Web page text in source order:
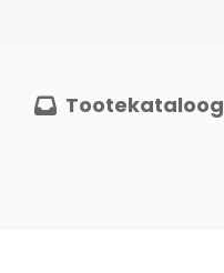
Tootekataloog